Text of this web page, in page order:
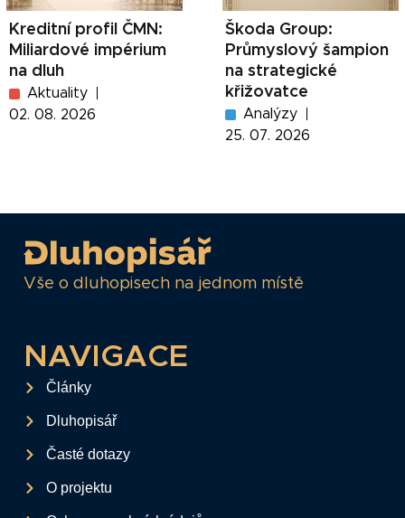
Kreditní profil ČMN:
Miliardové impérium
na dluh
Aktuality
02. 08. 2026
Škoda Group:
Průmyslový šampion
na strategické
křižovatce
Analýzy
25. 07. 2026
Vše o dluhopisech na jednom místě
NAVIGACE
Články
Dluhopisář
Časté dotazy
O projektu